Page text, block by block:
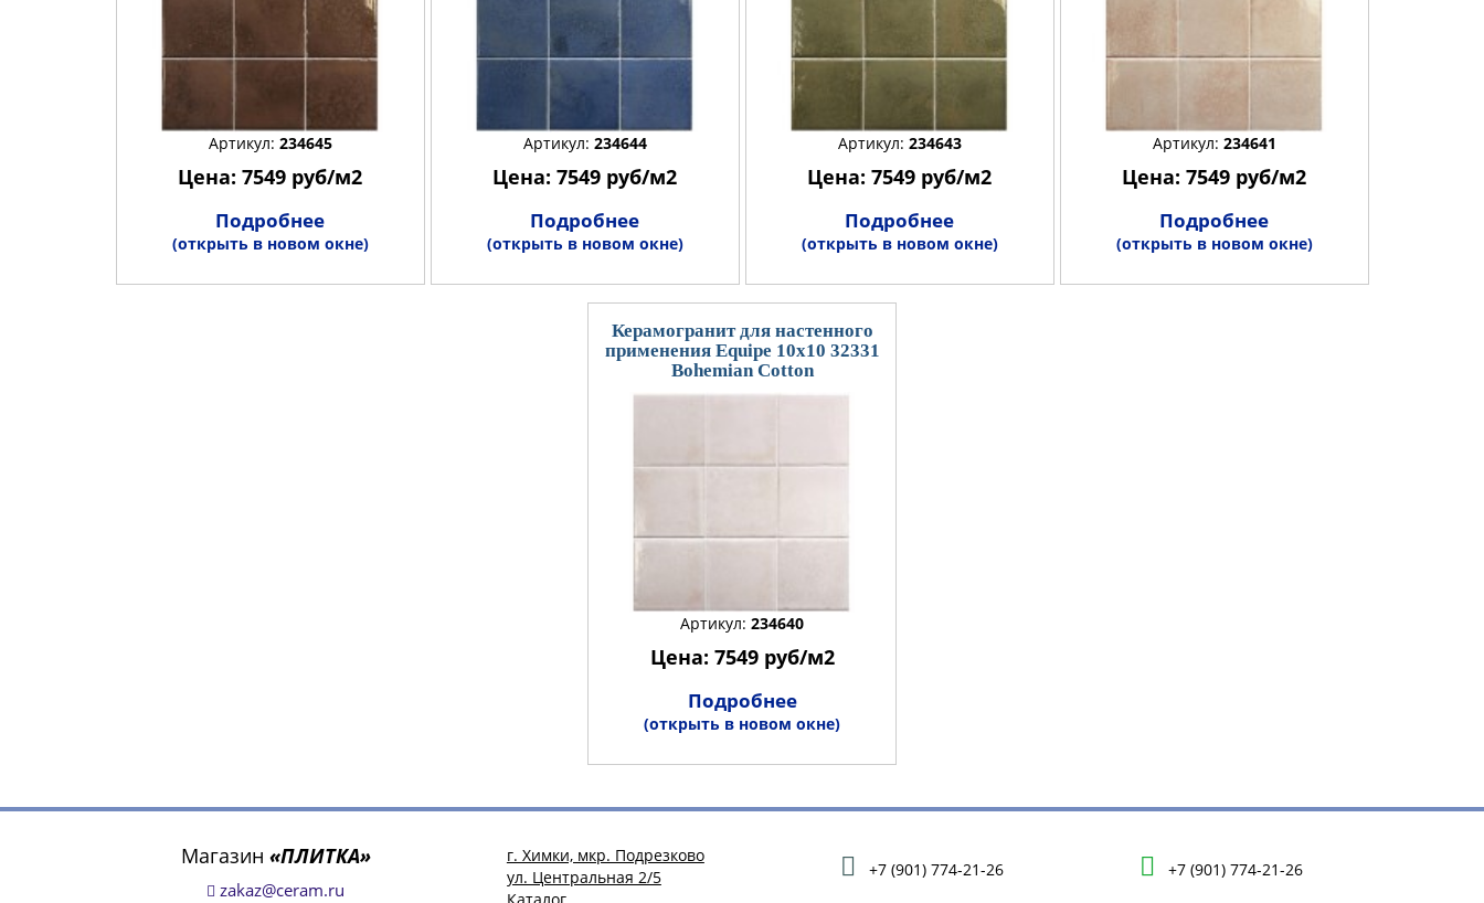
Артикул: 234645
Цена: 7549 руб/м2
Подробнее
(открыть в новом окне)
Артикул: 234644
Цена: 7549 руб/м2
Подробнее
(открыть в новом окне)
Артикул: 234643
Цена: 7549 руб/м2
Подробнее
(открыть в новом окне)
Артикул: 234641
Цена: 7549 руб/м2
Подробнее
(открыть в новом окне)
Керамогранит для настенного
применения Equipe 10x10 32331
Bohemian Cotton
Артикул: 234640
Цена: 7549 руб/м2
Подробнее
(открыть в новом окне)
Магазин «ПЛИТКА»
zakaz@ceram.ru
г. Химки, мкр. Подрезково
ул. Центральная 2/5
+7 (901) 774-21-26 +7 (901) 774-21-26